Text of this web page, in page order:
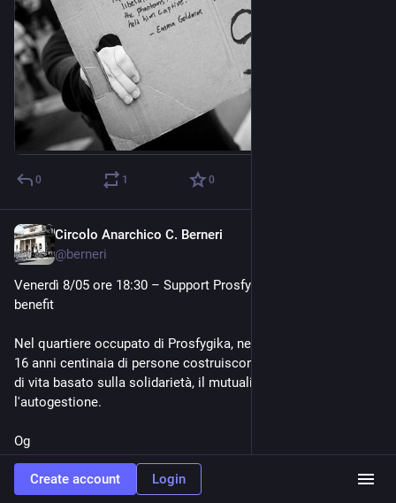
0 1 0
Circolo Anarchico C. Berneri
@berneri
Venerdì 8/05 ore 18:30 – Support Prosfygika! Presentazione e
benefit
Nel quartiere occupato di Prosfygika, nel centro di Atene, da
16 anni centinaia di persone costruiscono insieme un modello
di vita basato sulla solidarietà, il mutualismo, la collettività e
l'autogestione.
Og
circoloberneri.indivia.net/arc
Create account Login